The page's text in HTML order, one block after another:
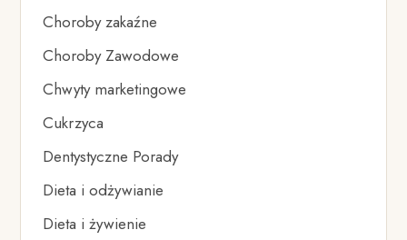
Choroby zakaźne
Choroby Zawodowe
Chwyty marketingowe
Cukrzyca
Dentystyczne Porady
Dieta i odżywianie
Dieta i żywienie